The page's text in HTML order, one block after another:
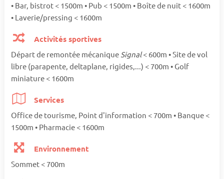
• Bar, bistrot < 1500m • Pub < 1500m • Boîte de nuit < 1600m
• Laverie/pressing < 1600m
Activités sportives
Départ de remontée mécanique Signal< 600m • Site de vol
libre (parapente, deltaplane, rigides,...) < 700m • Golf
miniature < 1600m
Services
Office de tourisme, Point d'information < 700m • Banque <
1500m • Pharmacie < 1600m
Environnement
Sommet < 700m